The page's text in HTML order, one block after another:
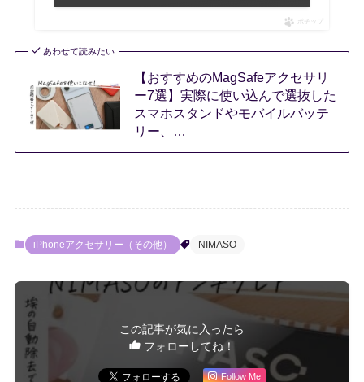
ポチップ
あわせて読みたい
【おすすめのMagSafeアクセサリ
ー7選】実際に使い込んで選抜した
スマホスタンドやモバイルバッテ
リー、…
iPhoneアクセサリー（その他） NIMASO
この記事が気に入ったら
フォローしてね！
Follow Me